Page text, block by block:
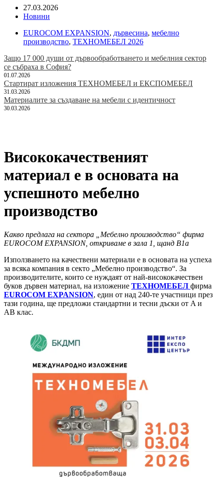
27.03.2026
Новини
EUROCOM EXPANSION, дървесина, мебелно
производство, ТЕХНОМЕБЕЛ 2026
Защо 17 000 души от дървообработването и мебелния сектор
се събраха в София?
01.07.2026
Стартират изложения ТЕХНОМЕБЕЛ и ЕКСПОМЕБЕЛ
31.03.2026
Материалите за създаване на мебели с идентичност
30.03.2026
Висококачественият
материал е в основата на
успешното мебелно
производство
Какво предлага на сектора „Мебелно производство“ фирма
EUROCOM EXPANSION, откриваме в зала 1, щанд В1а
Използването на качествени материали е в основата на успеха
за всяка компания в секто „Мебелно производство“. За
производителите, които се нуждаят от най-висококачествен
буков дървен материал, на изложение ТЕХНОМЕБЕЛ фирма
EUROCOM EXPANSION, един от над 240-те участници през
тази година, ще предложи стандартни и тесни дъски от A и
AB клас.